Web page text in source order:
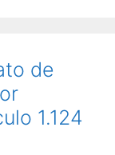
de
1.124